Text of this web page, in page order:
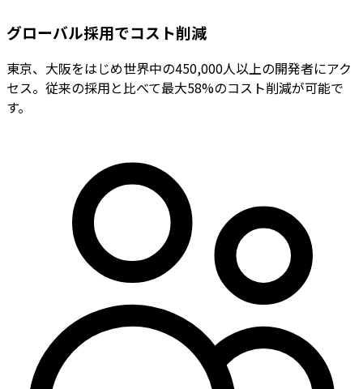
グローバル採用でコスト削減
東京、大阪をはじめ世界中の450,000人以上の開発者にアク
セス。従来の採用と比べて最大58%のコスト削減が可能で
す。